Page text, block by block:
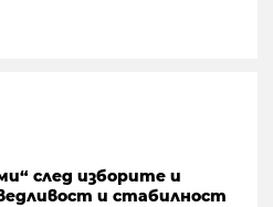
след изборите и
и стабилност